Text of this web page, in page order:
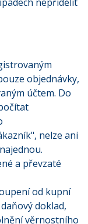
objednávky,
účtem. Do
nelze ani
a převzaté
od kupní
doklad,
věrnostního